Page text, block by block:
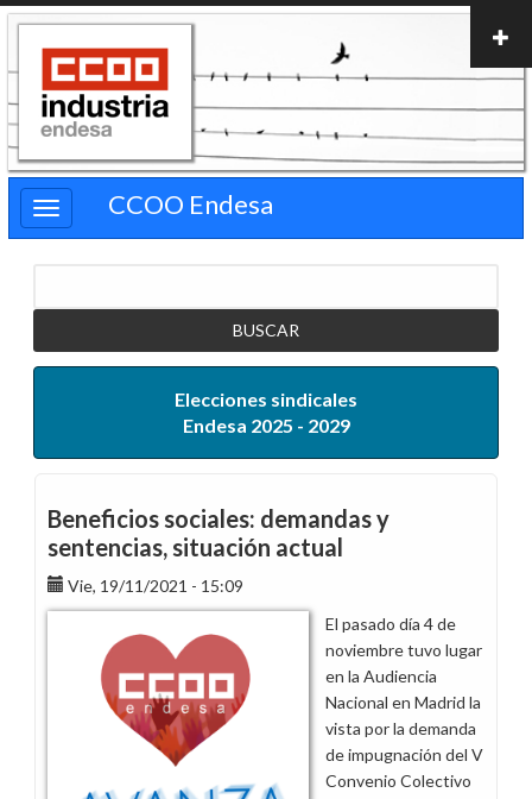
Pasar
contenido
principal
CCOO Endesa
Elecciones sindicales
Endesa 2025 - 2029
Beneficios sociales: demandas y
sentencias, situación actual
Vie, 19/11/2021 - 15:09
El pasado día 4 de
noviembre tuvo lugar
en la Audiencia
Nacional en Madrid la
vista por la demanda
de impugnación del V
Convenio Colectivo